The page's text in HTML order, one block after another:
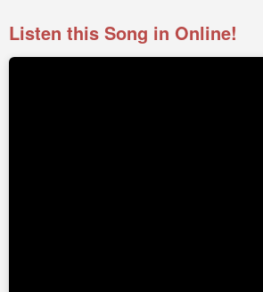
Listen this Song in Online!